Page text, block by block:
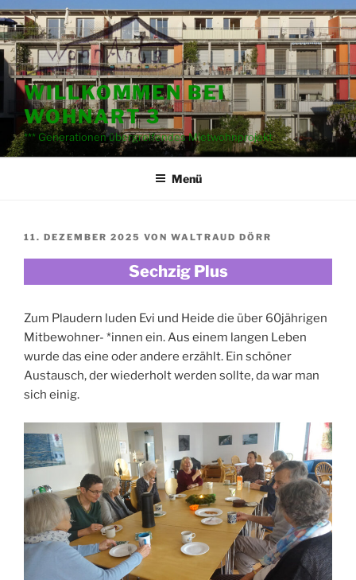
Zum
Inhalt
springen
WILLKOMMEN BEI
WOHNART 3
*** Generationen übergreifendes Mietwohnprojekt
Menü
VERÖFFENTLICHT
11. DEZEMBER 2025 VON WALTRAUD DÖRR
Sechzig Plus
Zum Plaudern luden Evi und Heide die über 60jährigen
Mitbewohner- *innen ein. Aus einem langen Leben
wurde das eine oder andere erzählt. Ein schöner
Austausch, der wiederholt werden sollte, da war man
sich einig.